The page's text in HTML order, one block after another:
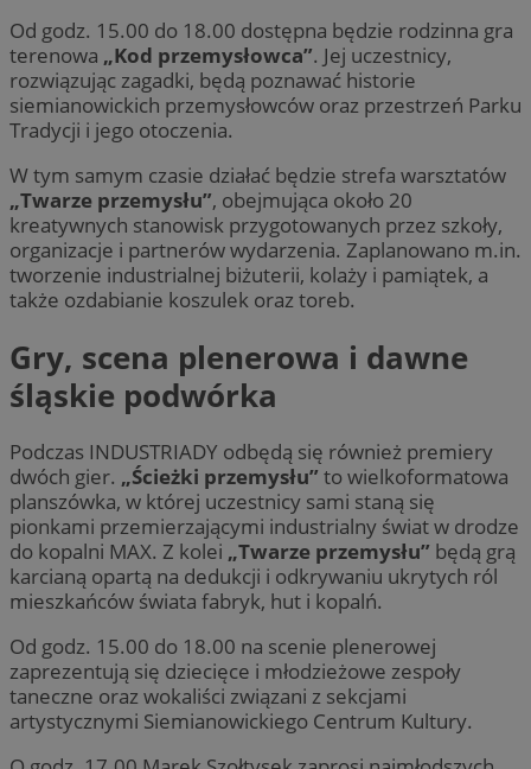
Od godz. 15.00 do 18.00 dostępna będzie rodzinna gra
terenowa „Kod przemysłowca”. Jej uczestnicy,
rozwiązując zagadki, będą poznawać historie
siemianowickich przemysłowców oraz przestrzeń Parku
Tradycji i jego otoczenia.
W tym samym czasie działać będzie strefa warsztatów
„Twarze przemysłu”, obejmująca około 20
kreatywnych stanowisk przygotowanych przez szkoły,
organizacje i partnerów wydarzenia. Zaplanowano m.in.
tworzenie industrialnej biżuterii, kolaży i pamiątek, a
także ozdabianie koszulek oraz toreb.
Gry, scena plenerowa i dawne
śląskie podwórka
Podczas INDUSTRIADY odbędą się również premiery
dwóch gier. „Ścieżki przemysłu” to wielkoformatowa
planszówka, w której uczestnicy sami staną się
pionkami przemierzającymi industrialny świat w drodze
do kopalni MAX. Z kolei „Twarze przemysłu” będą grą
karcianą opartą na dedukcji i odkrywaniu ukrytych ról
mieszkańców świata fabryk, hut i kopalń.
Od godz. 15.00 do 18.00 na scenie plenerowej
zaprezentują się dziecięce i młodzieżowe zespoły
taneczne oraz wokaliści związani z sekcjami
artystycznymi Siemianowickiego Centrum Kultury.